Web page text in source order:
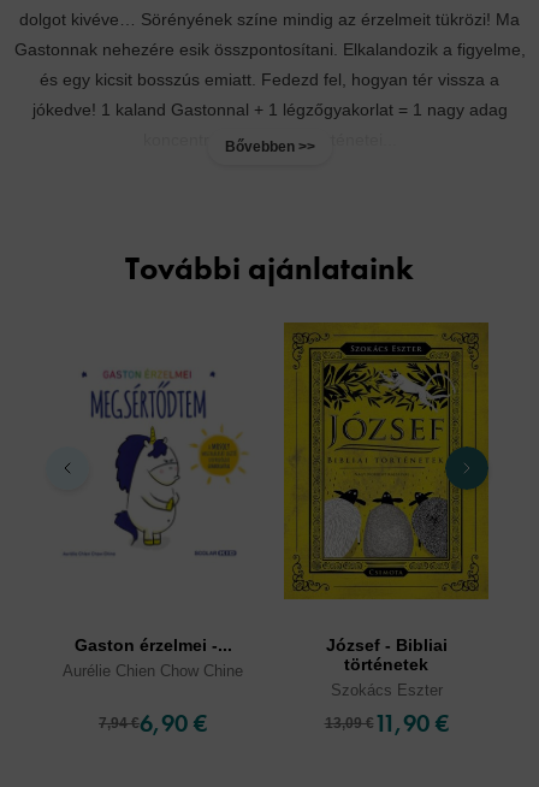
dolgot kivéve… Sörényének színe mindig az érzelmeit tükrözi! Ma
Gastonnak nehezére esik összpontosítani. Elkalandozik a figyelme,
és egy kicsit bosszús emiatt. Fedezd fel, hogyan tér vissza a
jókedve! 1 kaland Gastonnal + 1 légzőgyakorlat = 1 nagy adag
koncentráció! Gaston történetei...
Bővebben >>
További ajánlataink
Gaston érzelmei -...
Aurélie Chien Chow Chine
7,94 €6,90 €
József - Bibliai
történetek
Szokács Eszter
13,09 € 11,90 €